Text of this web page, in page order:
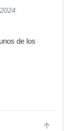
de los